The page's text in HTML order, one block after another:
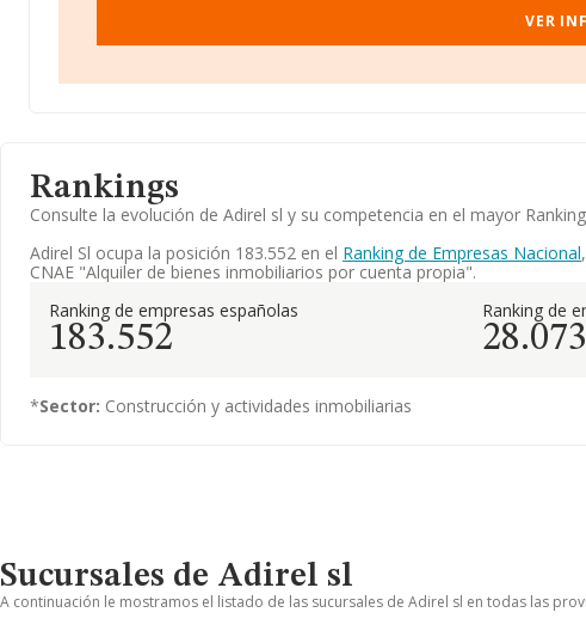
VER
Rankings
Consulte la evolución de Adirel sl y su competencia en el mayor
Adirel Sl ocupa la posición 183.552 en el Ranking de Empresas Nacional
CNAE "Alquiler de bienes inmobiliarios por cuenta propia".
Ranking de empresas españolas
183.552
Ranking de
28.073
*Sector: Construcción y actividades inmobiliarias
Sucursales de Adirel sl
A continuación le mostramos el listado de las sucursales de Adirel sl en todas las